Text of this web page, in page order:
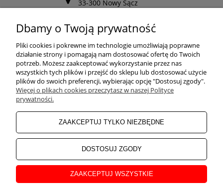
33-300 Nowy Sącz
Odwiedź nasz Facebook
POMOC
ZAKUPY
MOJE KONTO
INFORMACJE
O NAS
Dbamy o Twoją prywatność
Pliki cookies i pokrewne im technologie umożliwiają poprawne
działanie strony i pomagają nam dostosować ofertę do Twoich
potrzeb. Możesz zaakceptować wykorzystanie przez nas
wszystkich tych plików i przejść do sklepu lub dostosować użycie
plików do swoich preferencji, wybierając opcję "Dostosuj zgody".
Więcej o plikach cookies przeczytasz w naszej Polityce
prywatności.
ZAAKCEPTUJ TYLKO NIEZBĘDNE
DOSTOSUJ ZGODY
ZAAKCEPTUJ WSZYSTKIE